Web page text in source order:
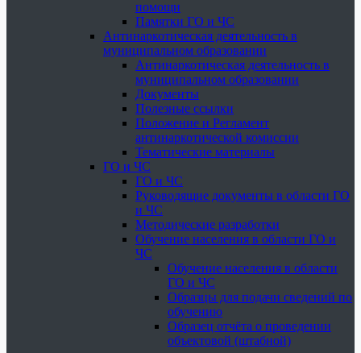
помощи
Памятки ГО и ЧС
Антинаркотическая деятельность в
муниципальном образовании
Антинаркотическая деятельность в
муниципальном образовании
Документы
Полезные ссылки
Положение и Регламент
антинаркотической комиссии
Тематические материалы
ГО и ЧС
ГО и ЧС
Руководящие документы в области ГО
и ЧС
Методические разработки
Обучение населения в области ГО и
ЧС
Обучение населения в области
ГО и ЧС
Образцы для подачи сведений по
обучению
Образец отчёта о проведении
объектовой (штабной)